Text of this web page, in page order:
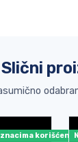
Slični
korišćenja